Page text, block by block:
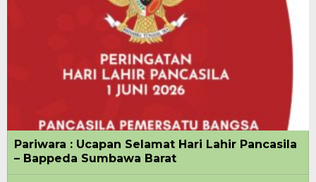
Pariwara : Ucapan Selamat Hari Lahir Pancasila
– Bappeda Sumbawa Barat